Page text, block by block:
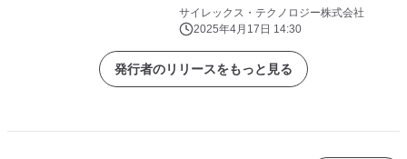
トエッジAIモジュール、『EP-200Q』
を発表
サイレックス・テクノロジー株式会社
2025年4月17日 14:30
発行者のリリースをもっと見る